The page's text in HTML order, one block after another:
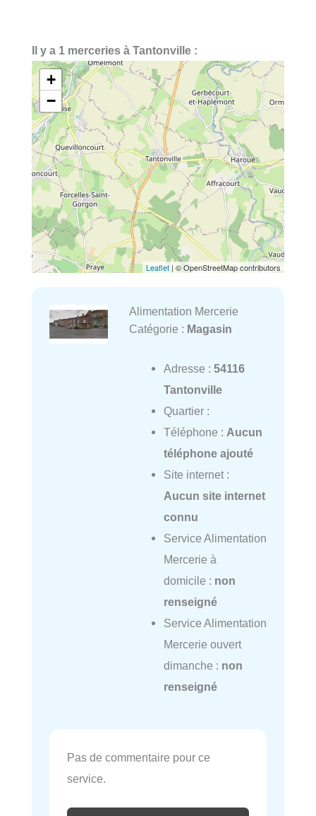
Il y a 1 merceries à Tantonville :
+
−
Leaflet | © OpenStreetMap contributors
Alimentation Mercerie
Catégorie : Magasin
Adresse : 54116
Tantonville
Quartier :
Téléphone : Aucun
téléphone ajouté
Site internet :
Aucun site internet
connu
Service Alimentation
Mercerie à
domicile : non
renseigné
Service Alimentation
Mercerie ouvert
dimanche : non
renseigné
Pas de commentaire pour ce
service.